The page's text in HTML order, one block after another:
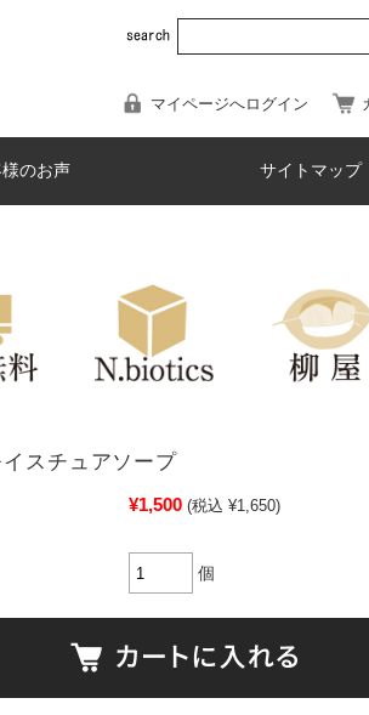
マイページへログイン
のお声 サイトマップ
スチュアソープ
¥1,500 (税込 ¥1,650)
個